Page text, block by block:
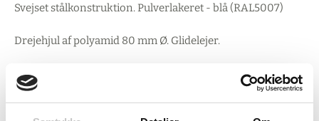
Svejset stålkonstruktion. Pulverlakeret - blå (RAL5007)
Drejehjul af polyamid 80 mm Ø. Glidelejer.
Indvendig diameter 610 mm
Egenvægt 10 kg